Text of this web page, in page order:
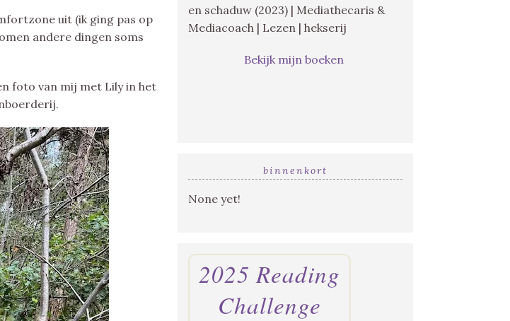
uit (ik ging pas op
andere dingen soms
foto van mij met Lily in het
en schaduw (2023) | Mediathecaris &
Mediacoach | Lezen | hekserij
Bekijk mijn boeken
binnenkort
None yet!
2025 Reading
Challenge